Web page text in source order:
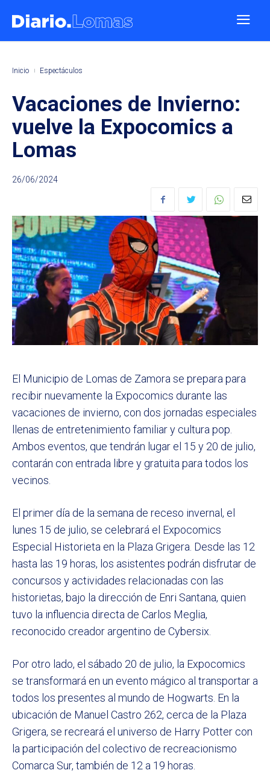
Inicio Espectáculos
Vacaciones de Invierno:
vuelve la Expocomics a
Lomas
26/06/2024
El Municipio de Lomas de Zamora se prepara para
recibir nuevamente la Expocomics durante las
vacaciones de invierno, con dos jornadas especiales
llenas de entretenimiento familiar y cultura pop.
Ambos eventos, que tendrán lugar el 15 y 20 de julio,
contarán con entrada libre y gratuita para todos los
vecinos.
El primer día de la semana de receso invernal, el
lunes 15 de julio, se celebrará el Expocomics
Especial Historieta en la Plaza Grigera. Desde las 12
hasta las 19 horas, los asistentes podrán disfrutar de
concursos y actividades relacionadas con las
historietas, bajo la dirección de Enri Santana, quien
tuvo la influencia directa de Carlos Meglia,
reconocido creador argentino de Cybersix.
Por otro lado, el sábado 20 de julio, la Expocomics
se transformará en un evento mágico al transportar a
todos los presentes al mundo de Hogwarts. En la
ubicación de Manuel Castro 262, cerca de la Plaza
Grigera, se recreará el universo de Harry Potter con
la participación del colectivo de recreacionismo
Comarca Sur, también de 12 a 19 horas.